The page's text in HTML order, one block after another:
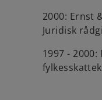
2000: Ernst
Juridisk
1997 -